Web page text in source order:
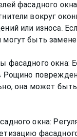
фасадного
вокруг
или износа.
могут быть
фасадного окна:
Рощино
она может
окна: